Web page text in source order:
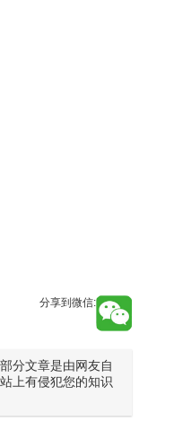
分享到微信:
分文章是由网友自
上有侵犯您的知识